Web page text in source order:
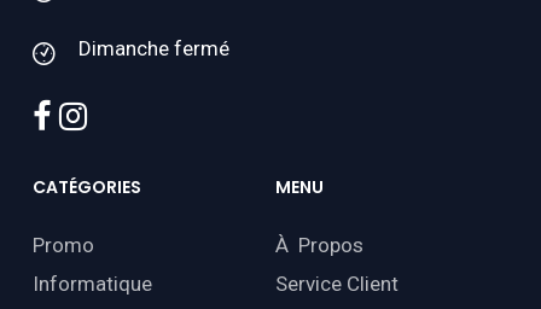
Dimanche fermé
facebook
instagram
CATÉGORIES
Promo
Informatique
MENU
À Propos
Service Client